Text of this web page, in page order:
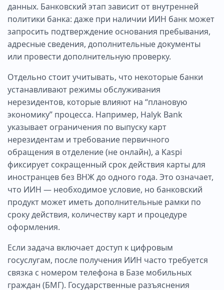
данных. Банковский этап зависит от внутренней
политики банка: даже при наличии ИИН банк может
запросить подтверждение основания пребывания,
адресные сведения, дополнительные документы
или провести дополнительную проверку.
Отдельно стоит учитывать, что некоторые банки
устанавливают режимы обслуживания
нерезидентов, которые влияют на “плановую
экономику” процесса. Например, Halyk Bank
указывает ограничения по выпуску карт
нерезидентам и требование первичного
обращения в отделение (не онлайн), а Kaspi
фиксирует сокращенный срок действия карты для
иностранцев без ВНЖ до одного года. Это означает,
что ИИН — необходимое условие, но банковский
продукт может иметь дополнительные рамки по
сроку действия, количеству карт и процедуре
оформления.
Если задача включает доступ к цифровым
госуслугам, после получения ИИН часто требуется
связка с номером телефона в Базе мобильных
граждан (БМГ). Государственные разъяснения